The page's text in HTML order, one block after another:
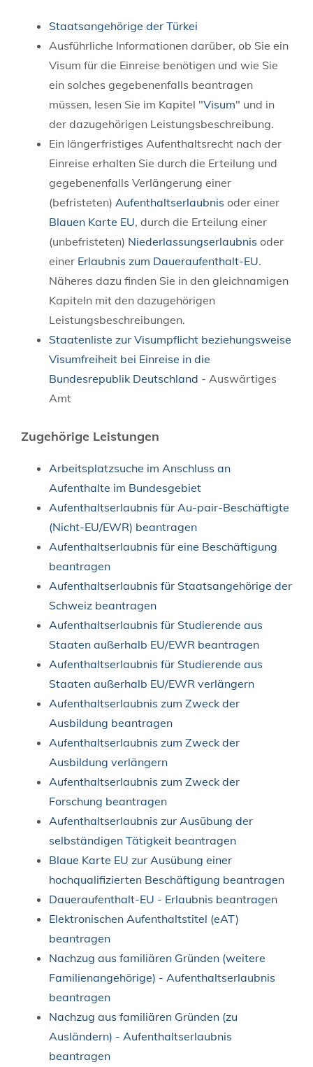
Staatsangehörige der Türkei
Ausführliche Informationen darüber, ob Sie ein
Visum für die Einreise benötigen und wie Sie
ein solches gegebenenfalls beantragen
müssen, lesen Sie im Kapitel "Visum" und in
der dazugehörigen Leistungsbeschreibung.
Ein längerfristiges Aufenthaltsrecht nach der
Einreise erhalten Sie durch die Erteilung und
gegebenenfalls Verlängerung einer
(befristeten) Aufenthaltserlaubnis oder einer
Blauen Karte EU, durch die Erteilung einer
(unbefristeten) Niederlassungserlaubnis oder
einer Erlaubnis zum Daueraufenthalt-EU.
Näheres dazu finden Sie in den gleichnamigen
Kapiteln mit den dazugehörigen
Leistungsbeschreibungen.
Staatenliste zur Visumpflicht beziehungsweise
Visumfreiheit bei Einreise in die
Bundesrepublik Deutschland - Auswärtiges
Amt
Zugehörige Leistungen
Arbeitsplatzsuche im Anschluss an
Aufenthalte im Bundesgebiet
Aufenthaltserlaubnis für Au-pair-Beschäftigte
(Nicht-EU/EWR) beantragen
Aufenthaltserlaubnis für eine Beschäftigung
beantragen
Aufenthaltserlaubnis für Staatsangehörige der
Schweiz beantragen
Aufenthaltserlaubnis für Studierende aus
Staaten außerhalb EU/EWR beantragen
Aufenthaltserlaubnis für Studierende aus
Staaten außerhalb EU/EWR verlängern
Aufenthaltserlaubnis zum Zweck der
Ausbildung beantragen
Aufenthaltserlaubnis zum Zweck der
Ausbildung verlängern
Aufenthaltserlaubnis zum Zweck der
Forschung beantragen
Aufenthaltserlaubnis zur Ausübung der
selbständigen Tätigkeit beantragen
Blaue Karte EU zur Ausübung einer
hochqualifizierten Beschäftigung beantragen
Daueraufenthalt-EU - Erlaubnis beantragen
Elektronischen Aufenthaltstitel (eAT)
beantragen
Nachzug aus familiären Gründen (weitere
Familienangehörige) - Aufenthaltserlaubnis
beantragen
Nachzug aus familiären Gründen (zu
Ausländern) - Aufenthaltserlaubnis
beantragen